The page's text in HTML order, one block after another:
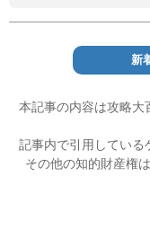
新
本記事の内容は攻略大
記事内で引用している
その他の知的財産権